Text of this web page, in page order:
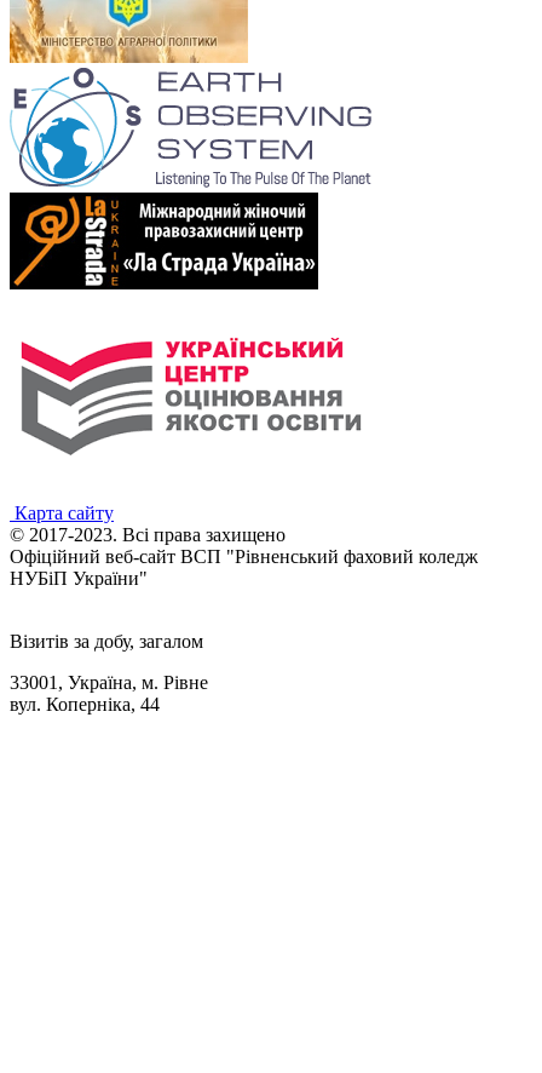
Карта сайту
© 2017-2023. Всі права захищено
Офіційний веб-сайт ВСП "Рівненський фаховий коледж
НУБіП України"
Візитів за добу, загалом
33001, Україна, м. Рівне
вул. Коперніка, 44